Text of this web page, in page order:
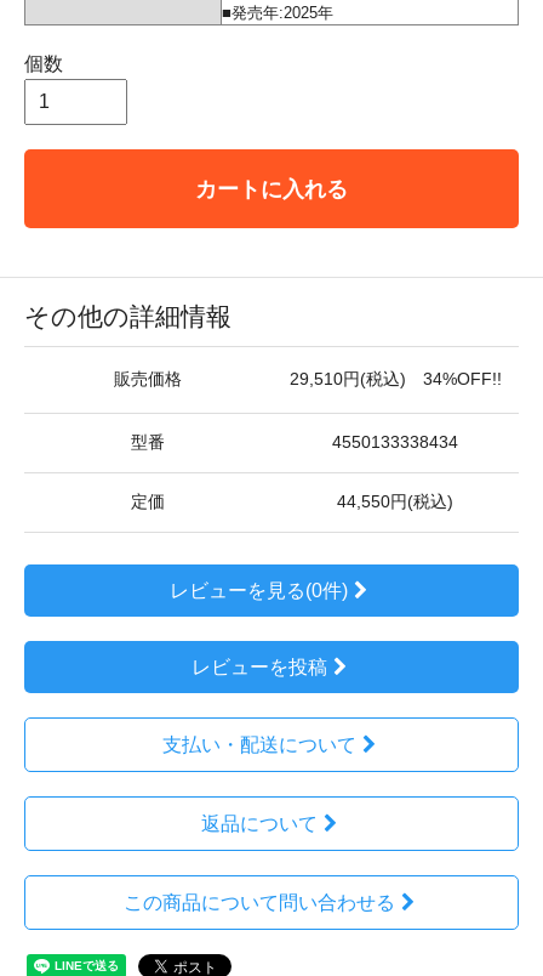
■発売年:2025年
個数
カートに入れる
その他の詳細情報
販売価格 29,510円(税込) 34%OFF!!
型番 4550133338434
定価 44,550円(税込)
レビューを見る(0件)
レビューを投稿
支払い・配送について
返品について
この商品について問い合わせる